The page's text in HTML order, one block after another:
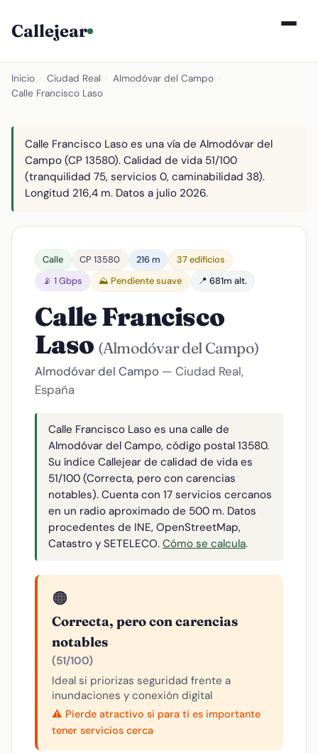
Callejear
Inicio Ciudad Real Almodóvar del Campo
Calle Francisco Laso
Calle Francisco Laso es una vía de Almodóvar del
Campo (CP 13580). Calidad de vida 51/100
(tranquilidad 75, servicios 0, caminabilidad 38).
Longitud 216,4 m. Datos a julio 2026.
Calle CP 13580 216 m
37 edificios
📡 1 Gbps
⛰️ Pendiente suave 📍 681m alt.
Calle Francisco
Laso (Almodóvar del Campo)
Almodóvar del Campo — Ciudad Real,
España
Calle Francisco Laso es una calle de
Almodóvar del Campo, código postal 13580.
Su índice Callejear de calidad de vida es
51/100 (Correcta, pero con carencias
notables). Cuenta con 17 servicios cercanos
en un radio aproximado de 500 m. Datos
procedentes de INE, OpenStreetMap,
Catastro y SETELECO. Cómo se calcula.
🟠
Correcta, pero con carencias
notables
(51/100)
Ideal si priorizas seguridad frente a
inundaciones y conexión digital
⚠️ Pierde atractivo si para ti es importante
tener servicios cerca